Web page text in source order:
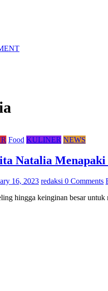
Food KULINER NEWS
Natalia
16, 2023 redaksi 0 Comments
hingga keinginan besar